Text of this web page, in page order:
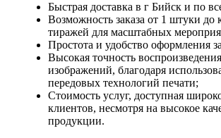
Быстрая доставка в г Бийск и по
Возможность заказа от 1 штуки до
тиражей для масштабных
Простота и удобство оформления
Высокая точность
изображений, благодаря
передовых технологий печати;
Стоимость услуг, доступная
клиентов, несмотря на высокое
продукции.